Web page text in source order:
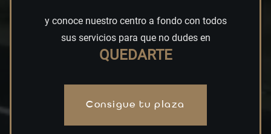
MOVE WELL. LIVE LONGER.
EFFORT IS A CHOICE
y conoce nuestro centro a fondo con todos
sus servicios para que no dudes en
QUEDARTE
Consigue tu plaza